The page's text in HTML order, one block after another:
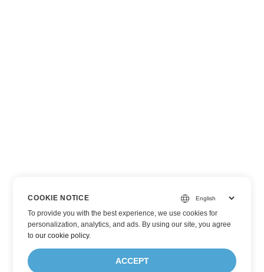
COOKIE NOTICE
To provide you with the best experience, we use cookies for
personalization, analytics, and ads. By using our site, you agree
toour cookie policy.
ACCEPT